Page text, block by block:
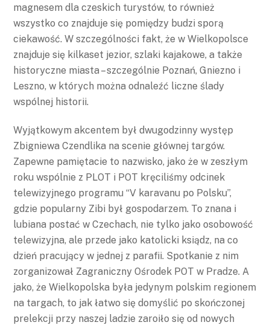
magnesem dla czeskich turystów, to również
wszystko co znajduje się pomiędzy budzi sporą
ciekawość. W szczególności fakt, że w Wielkopolsce
znajduje się kilkaset jezior, szlaki kajakowe, a także
historyczne miasta – szczególnie Poznań, Gniezno i
Leszno, w których można odnaleźć liczne ślady
wspólnej historii.
Wyjątkowym akcentem był dwugodzinny występ
Zbigniewa Czendlika na scenie głównej targów.
Zapewne pamiętacie to nazwisko, jako że w zeszłym
roku wspólnie z PLOT i POT kręciliśmy odcinek
telewizyjnego programu “V karavanu po Polsku”,
gdzie popularny Zibi był gospodarzem. To znana i
lubiana postać w Czechach, nie tylko jako osobowość
telewizyjna, ale przede jako katolicki ksiądz, na co
dzień pracujący w jednej z parafii. Spotkanie z nim
zorganizował Zagraniczny Ośrodek POT w Pradze. A
jako, że Wielkopolska była jedynym polskim regionem
na targach, to jak łatwo się domyślić po skończonej
prelekcji przy naszej ladzie zaroiło się od nowych